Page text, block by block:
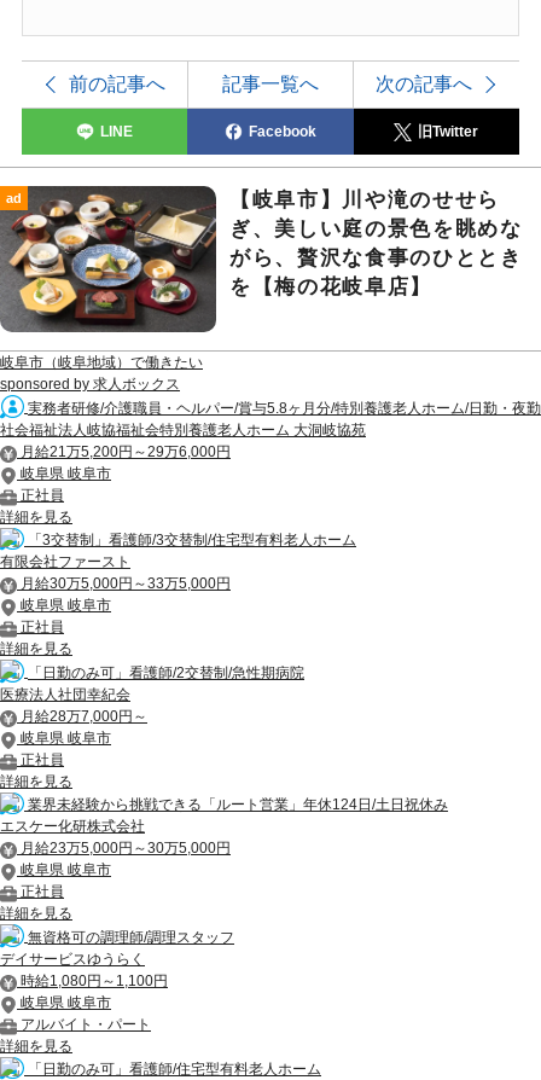
前の記事へ 記事一覧へ 次の記事へ
LINE Facebook 旧Twitter
ad
【岐阜市】川や滝のせせら
ぎ、美しい庭の景色を眺めな
がら、贅沢な食事のひととき
を【梅の花岐阜店】
岐阜市（岐阜地域）で働きたい
sponsored by 求人ボックス
実務者研修/介護職員・ヘルパー/賞与5.8ヶ月分/特別養護老人ホーム/日勤・夜勤
社会福祉法人岐協福祉会特別養護老人ホーム 大洞岐協苑
月給21万5,200円～29万6,000円
岐阜県 岐阜市
正社員
詳細を見る
「3交替制」看護師/3交替制/住宅型有料老人ホーム
有限会社ファースト
月給30万5,000円～33万5,000円
岐阜県 岐阜市
正社員
詳細を見る
「日勤のみ可」看護師/2交替制/急性期病院
医療法人社団幸紀会
月給28万7,000円～
岐阜県 岐阜市
正社員
詳細を見る
業界未経験から挑戦できる「ルート営業」年休124日/土日祝休み
エスケー化研株式会社
月給23万5,000円～30万5,000円
岐阜県 岐阜市
正社員
詳細を見る
無資格可の調理師/調理スタッフ
デイサービスゆうらく
時給1,080円～1,100円
岐阜県 岐阜市
アルバイト・パート
詳細を見る
「日勤のみ可」看護師/住宅型有料老人ホーム